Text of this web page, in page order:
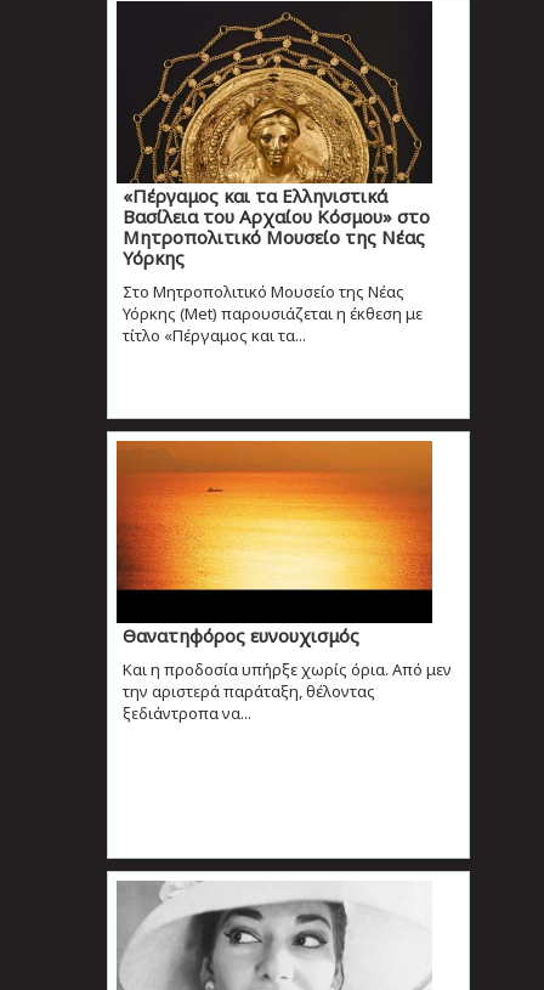
«Πέργαμος και τα Ελληνιστικά
Βασίλεια του Αρχαίου Κόσμου» στο
Μητροπολιτικό Μουσείο της Νέας
Υόρκης
Στο Μητροπολιτικό Μουσείο της Νέας
Υόρκης (Met) παρουσιάζεται η έκθεση με
τίτλο «Πέργαμος και τα...
Θανατηφόρος ευνουχισμός
Και η προδοσία υπήρξε χωρίς όρια. Από μεν
την αριστερά παράταξη, θέλοντας
ξεδιάντροπα να...